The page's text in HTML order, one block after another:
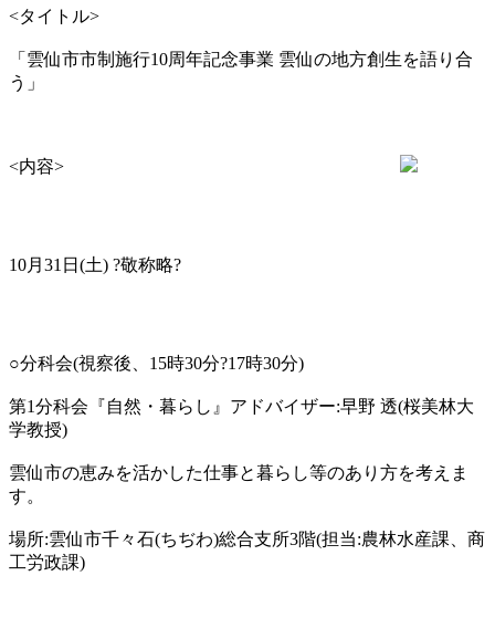
<タイトル>
「雲仙市市制施行10周年記念事業 雲仙の地方創生を語り合
う」
<内容>
10月31日(土) ?敬称略?
○分科会(視察後、15時30分?17時30分)
第1分科会『自然・暮らし』アドバイザー:早野 透(桜美林大
学教授)
雲仙市の恵みを活かした仕事と暮らし等のあり方を考えま
す。
場所:雲仙市千々石(ちぢわ)総合支所3階(担当:農林水産課、商
工労政課)